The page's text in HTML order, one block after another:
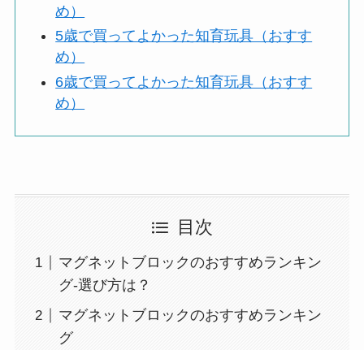
め）
5歳で買ってよかった知育玩具（おすす
め）
6歳で買ってよかった知育玩具（おすす
め）
目次
マグネットブロックのおすすめランキン
グ-選び方は？
マグネットブロックのおすすめランキン
グ